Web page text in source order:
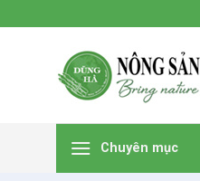
đến
Chuyên mục